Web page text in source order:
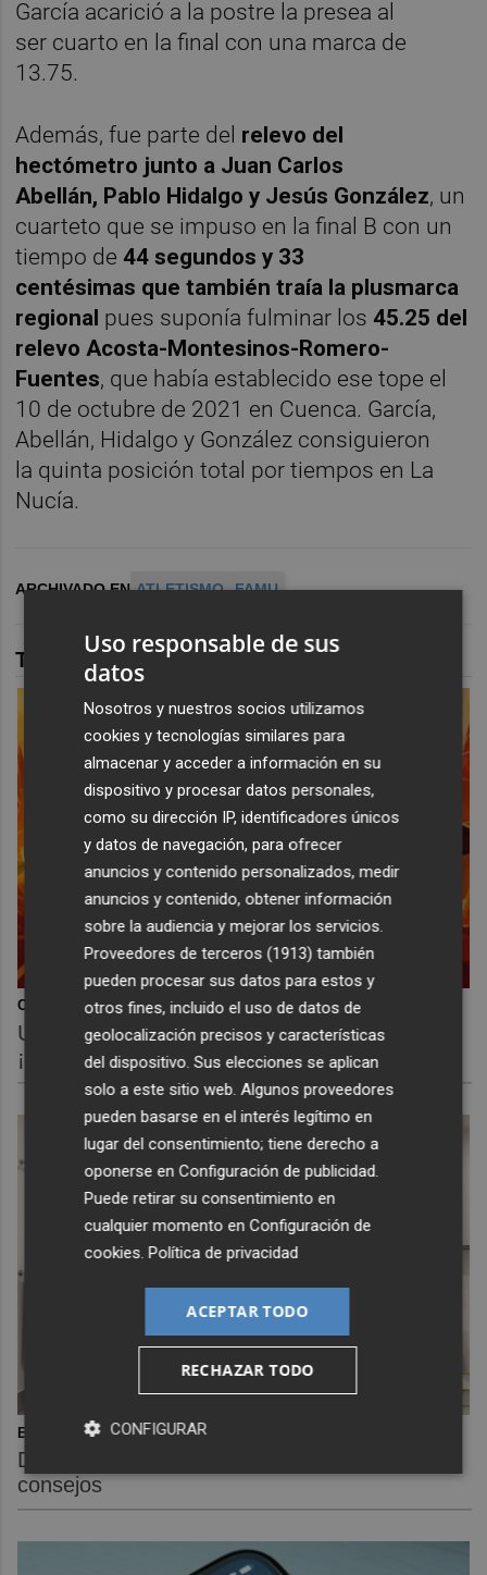
García acarició a la postre la presea al
ser cuarto en la final con una marca de
13.75.
Además, fue parte del relevo del
hectómetro junto a Juan Carlos
Abellán, Pablo Hidalgo y Jesús González, un
cuarteto que se impuso en la final B con un
tiempo de 44 segundos y 33
centésimas que también traía la plusmarca
regional pues suponía fulminar los 45.25 del
relevo Acosta-Montesinos-Romero-
Fuentes, que había establecido ese tope el
10 de octubre de 2021 en Cuenca. García,
Abellán, Hidalgo y González consiguieron
la quinta posición total por tiempos en La
Nucía.
ARCHIVADO EN ATLETISMO FAMU
TAMBIÉN TE PUEDE INTERESAR
Corepunk MMORPG
Un verdadero MMORPG de la vieja escuela
¡Cómo los de antes, pero mejor!
El truco contra la cal
Di adiós a la cal del baño con estos sencillos
consejos
Uso responsable de sus
datos
Nosotros y nuestros socios utilizamos
cookies y tecnologías similares para
almacenar y acceder a información en su
dispositivo y procesar datos personales,
como su dirección IP, identificadores únicos
y datos de navegación, para ofrecer
anuncios y contenido personalizados, medir
anuncios y contenido, obtener información
sobre la audiencia y mejorar los servicios.
Proveedores de terceros (1913) también
pueden procesar sus datos para estos y
otros fines, incluido el uso de datos de
geolocalización precisos y características
del dispositivo. Sus elecciones se aplican
solo a este sitio web. Algunos proveedores
pueden basarse en el interés legítimo en
lugar del consentimiento; tiene derecho a
oponerse enConfiguración de publicidad
Puede retirar su consentimiento en
cualquier momento enConfiguración de
cookies .Política de privacidad
ACEPTAR TODO
RECHAZAR TODO
CONFIGURAR